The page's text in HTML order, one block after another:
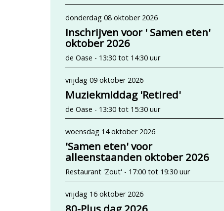
donderdag 08 oktober 2026
Inschrijven voor ' Samen eten'
oktober 2026
de Oase - 13:30 tot 14:30 uur
vrijdag 09 oktober 2026
Muziekmiddag 'Retired'
de Oase - 13:30 tot 15:30 uur
woensdag 14 oktober 2026
'Samen eten' voor
alleenstaanden oktober 2026
Restaurant 'Zout' - 17:00 tot 19:30 uur
vrijdag 16 oktober 2026